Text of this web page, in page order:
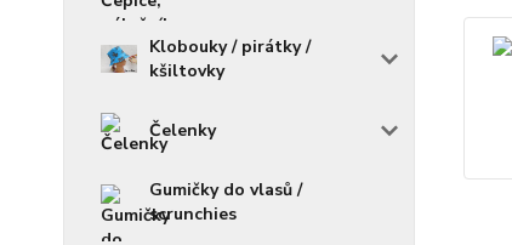
Klobouky / pirátky /
kšiltovky
Čelenky
Gumičky do vlasů /
scrunchies